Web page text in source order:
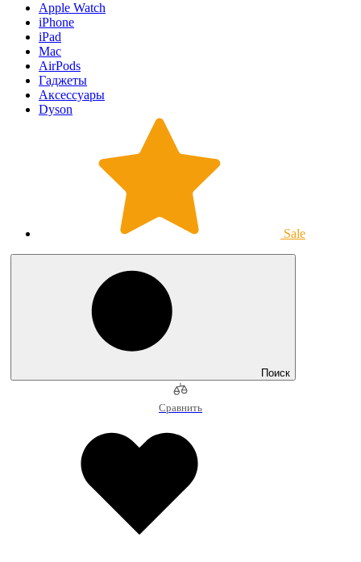
Apple Watch
iPhone
iPad
Mac
AirPods
Гаджеты
Аксессуары
Dyson
Sale
Поиск
Сравнить